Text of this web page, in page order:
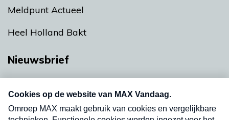
Meldpunt Actueel
Heel Holland Bakt
Nieuwsbrief
nieuwsbrief. Elke vrijdag- en dinsdagochtend in
uw mailbox.